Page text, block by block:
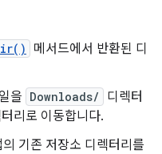
메서드에서 반환된 디
을 Downloads/
디렉터
리로 이동합니다.
기존 저장소 디렉터리를